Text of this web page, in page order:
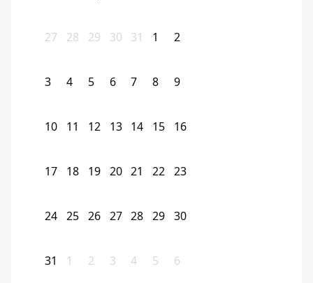
27 28 29 30 31 1 2
3 4 5 6 7 8 9
10 11 12 13 14 15 16
17 18 19 20 21 22 23
24 25 26 27 28 29 30
31 1 2 3 4 5 6